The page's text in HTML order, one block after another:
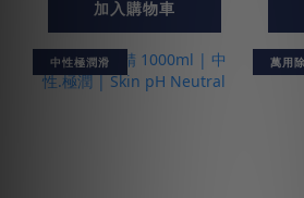
加入購物車
中性極潤滑 萬用